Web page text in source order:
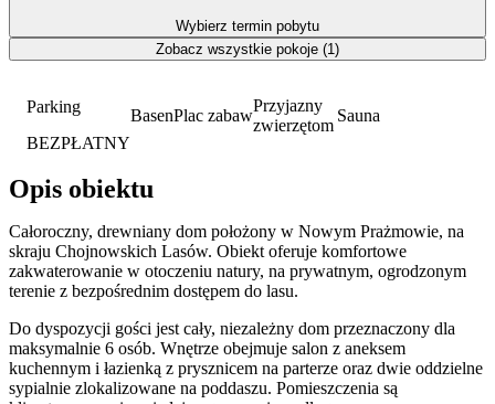
Parking
BEZPŁATNY
BasenPlac zabaw
Przyjazny
zwierzętom
Sauna
Opis obiektu
Całoroczny, drewniany dom położony w Nowym Prażmowie, na
skraju Chojnowskich Lasów. Obiekt oferuje komfortowe
zakwaterowanie w otoczeniu natury, na prywatnym, ogrodzonym
terenie z bezpośrednim dostępem do lasu.
Do dyspozycji gości jest cały, niezależny dom przeznaczony dla
maksymalnie 6 osób. Wnętrze obejmuje salon z aneksem
kuchennym i łazienką z prysznicem na parterze oraz dwie oddzielne
sypialnie zlokalizowane na poddaszu. Pomieszczenia są
Wybierz termin pobytu
Zobacz wszystkie pokoje (1)